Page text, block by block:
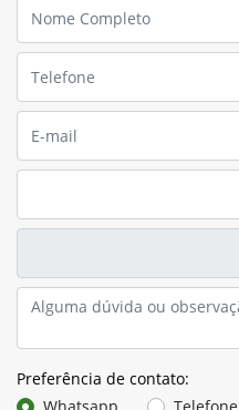
Preferência de contato: